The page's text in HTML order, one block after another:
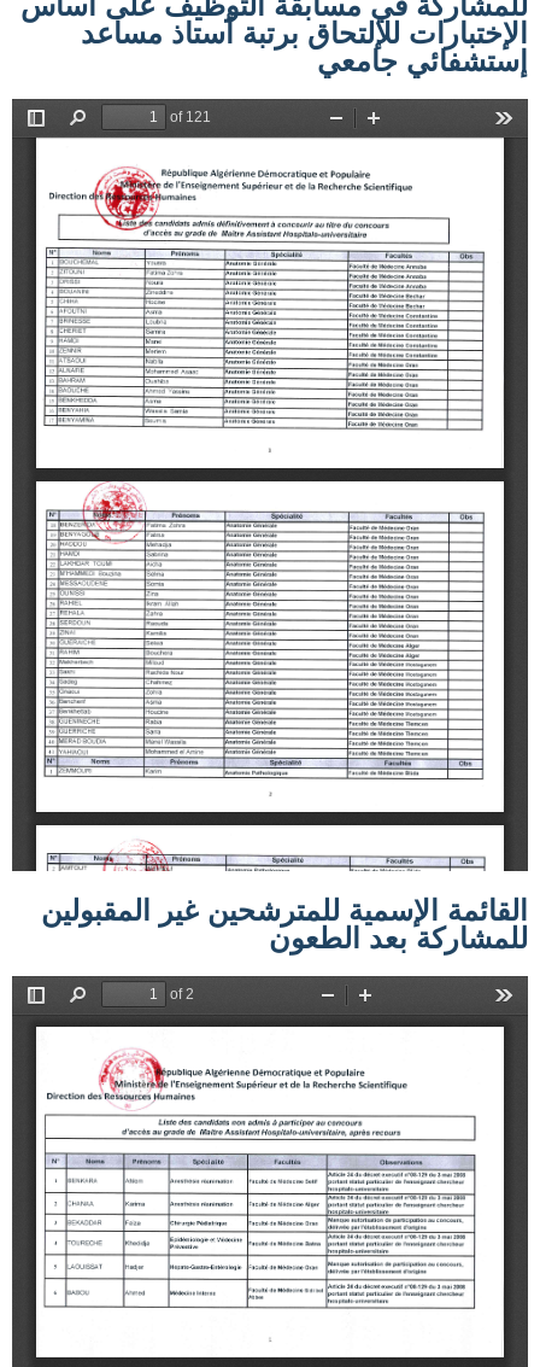
الإختبارات للإلتحاق برتبة أستاذ مساعد
إستشفائي جامعي
القائمة الإسمية للمترشحين غير المقبولين
للمشاركة بعد الطعون